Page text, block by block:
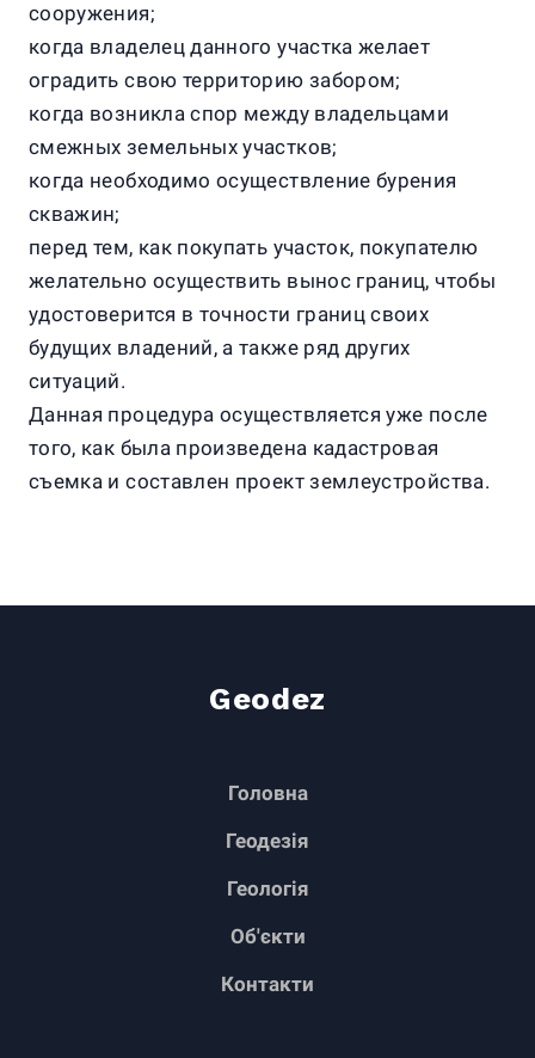
сооружения;
когда владелец данного участка желает
оградить свою территорию забором;
когда возникла спор между владельцами
смежных земельных участков;
когда необходимо осуществление бурения
скважин;
перед тем, как покупать участок, покупателю
желательно осуществить вынос границ, чтобы
удостоверится в точности границ своих
будущих владений, а также ряд других
ситуаций.
Данная процедура осуществляется уже после
того, как была произведена кадастровая
съемка и составлен проект землеустройства.
Geodez
Головна
Геодезія
Геологія
Об'єкти
Контакти